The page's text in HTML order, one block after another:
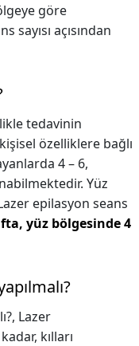
göre
açısından
tedavinin
özelliklere bağlı
4 – 6,
Yüz
epilasyon seans
yüz bölgesinde 4
Lazer
kılları